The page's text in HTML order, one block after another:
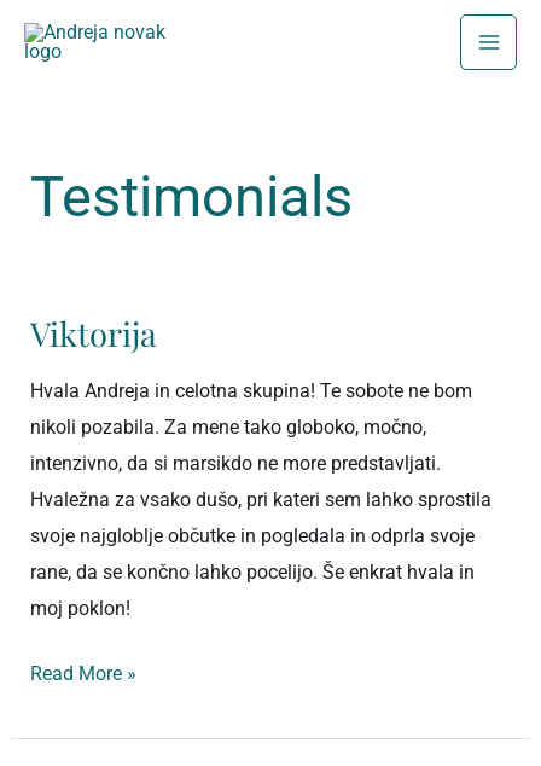
Testimonials
Viktorija
Hvala Andreja in celotna skupina! Te sobote ne bom
nikoli pozabila. Za mene tako globoko, močno,
intenzivno, da si marsikdo ne more predstavljati.
Hvaležna za vsako dušo, pri kateri sem lahko sprostila
svoje najgloblje občutke in pogledala in odprla svoje
rane, da se končno lahko pocelijo. Še enkrat hvala in
moj poklon!
Viktorija
Read More »